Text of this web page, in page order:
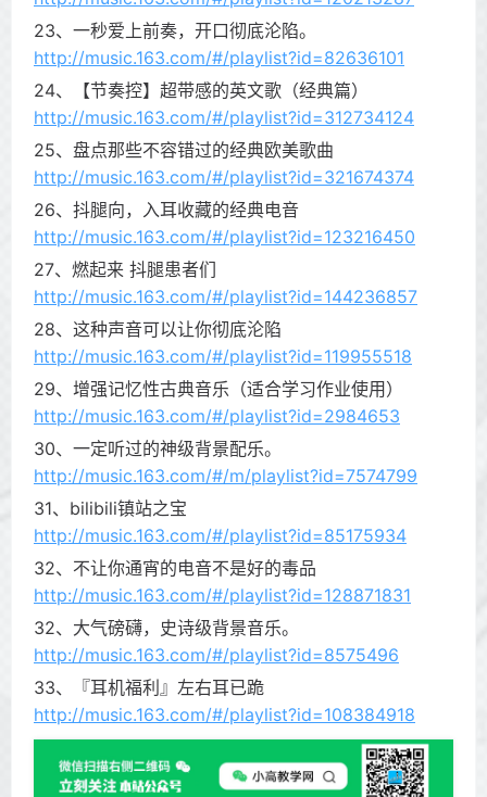
23、一秒爱上前奏，开口彻底沦陷。
http://music.163.com/#/playlist?id=82636101
24、【节奏控】超带感的英文歌（经典篇）
http://music.163.com/#/playlist?id=312734124
25、盘点那些不容错过的经典欧美歌曲
http://music.163.com/#/playlist?id=321674374
26、抖腿向，入耳收藏的经典电音
http://music.163.com/#/playlist?id=123216450
27、燃起来 抖腿患者们
http://music.163.com/#/playlist?id=144236857
28、这种声音可以让你彻底沦陷
http://music.163.com/#/playlist?id=119955518
29、增强记忆性古典音乐（适合学习作业使用）
http://music.163.com/#/playlist?id=2984653
30、一定听过的神级背景配乐。
http://music.163.com/#/m/playlist?id=7574799
31、bilibili镇站之宝
http://music.163.com/#/playlist?id=85175934
32、不让你通宵的电音不是好的毒品
http://music.163.com/#/playlist?id=128871831
32、大气磅礴，史诗级背景音乐。
http://music.163.com/#/playlist?id=8575496
33、『耳机福利』左右耳已跪
http://music.163.com/#/playlist?id=108384918